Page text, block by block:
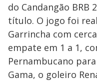
do Candangão BRB
título. O jogo foi
Garrincha com
empate em 1 a 1,
Pernambucano
Gama, o goleiro